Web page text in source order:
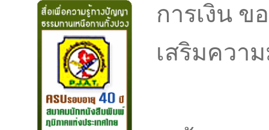
การเงิน ข
เสริมควา